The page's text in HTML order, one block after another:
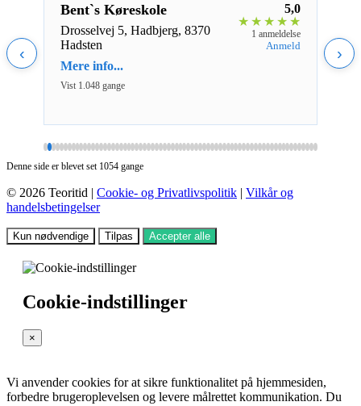
‹
Bent`s Køreskole
Drosselvej 5, Hadbjerg, 8370
Hadsten
Mere info...
Vist 1.048 gange
5,0
★ ★ ★ ★ ★
1 anmeldelse
Anmeld ›
Denne side er blevet set 1054 gange
© 2026 Teoritid | Cookie- og Privatlivspolitik | Vilkår og
handelsbetingelser
Kun nødvendige Tilpas Accepter alle
Cookie-indstillinger
×
Vi anvender cookies for at sikre funktionalitet på hjemmesiden,
forbedre brugeroplevelsen og levere målrettet kommunikation. Du